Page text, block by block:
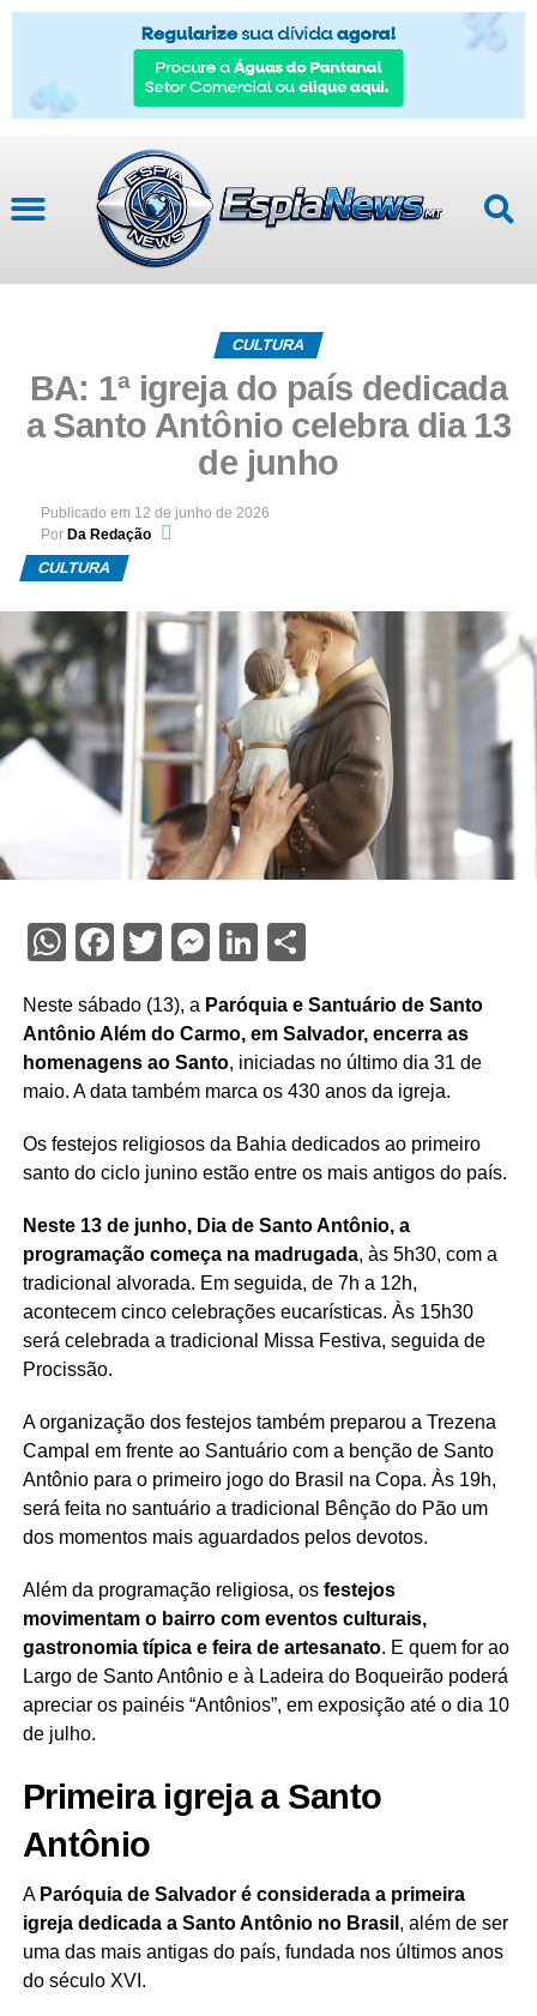
CULTURA
BA: 1ª igreja do país dedicada
a Santo Antônio celebra dia 13
de junho
Publicado em 12 de junho de 2026
Por Da Redação
CULTURA
WhatsApp
Facebook
Twitter
Messenger
LinkedIn
Share
Neste sábado (13), a Paróquia e Santuário de Santo
Antônio Além do Carmo, em Salvador, encerra as
homenagens ao Santo, iniciadas no último dia 31 de
maio. A data também marca os 430 anos da igreja.
Os festejos religiosos da Bahia dedicados ao primeiro
santo do ciclo junino estão entre os mais antigos do país.
Neste 13 de junho, Dia de Santo Antônio, a
programação começa na madrugada, às 5h30, com a
tradicional alvorada. Em seguida, de 7h a 12h,
acontecem cinco celebrações eucarísticas. Às 15h30
será celebrada a tradicional Missa Festiva, seguida de
Procissão.
A organização dos festejos também preparou a Trezena
Campal em frente ao Santuário com a benção de Santo
Antônio para o primeiro jogo do Brasil na Copa. Às 19h,
será feita no santuário a tradicional Bênção do Pão um
dos momentos mais aguardados pelos devotos.
Além da programação religiosa, os festejos
movimentam o bairro com eventos culturais,
gastronomia típica e feira de artesanato. E quem for ao
Largo de Santo Antônio e à Ladeira do Boqueirão poderá
apreciar os painéis “Antônios”, em exposição até o dia 10
de julho.
Primeira igreja a Santo
Antônio
A Paróquia de Salvador é considerada a primeira
igreja dedicada a Santo Antônio no Brasil , além de ser
uma das mais antigas do país, fundada nos últimos anos
do século XVI.